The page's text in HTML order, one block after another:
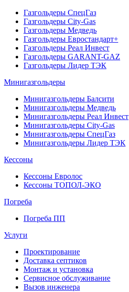
Газгольдеры СпецГаз
Газгольдеры City-Gas
Газгольдеры Медведь
Газгольдеры Евростандарт+
Газгольдеры Реал Инвест
Газгольдеры GARANT-GAZ
Газгольдеры Лидер ТЭК
Минигазгольдеры
Минигазгольдеры Балсити
Минигазгольдеры Медведь
Минигазгольдеры Реал Инвест
Минигазгольдеры City-Gas
Минигазгольдеры СпецГаз
Минигазгольдеры Лидер ТЭК
Кессоны
Кессоны Евролос
Кессоны ТОПОЛ-ЭКО
Погребa
Погреба ПП
Услуги
Проектирование
Доставка септиков
Монтаж и установка
Сервисное обслуживание
Вызов инженера